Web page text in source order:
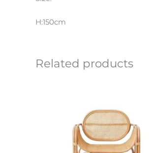
H:150cm
Related products